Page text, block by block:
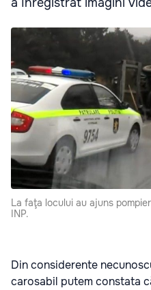
La faţa locului au ajuns
INP.
Din considerente
carosabil putem constata